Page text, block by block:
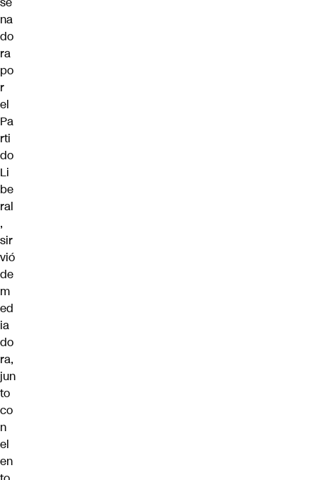
na
do
ra
po
r
el
Pa
rti
do
Li
be
ral
,
sir
vió
de
m
ed
ia
do
ra,
jun
to
co
n
el
en